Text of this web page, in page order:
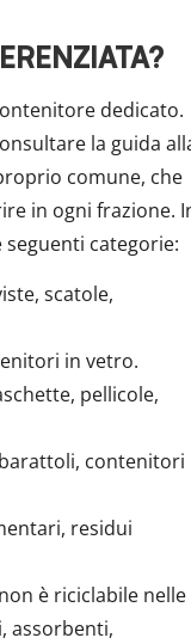
dedicato.
la guida
comune, che
in ogni frazione.
categorie:
scatole,
in vetro.
pellicole,
contenitori
residui
è riciclabile nelle
assorbenti,